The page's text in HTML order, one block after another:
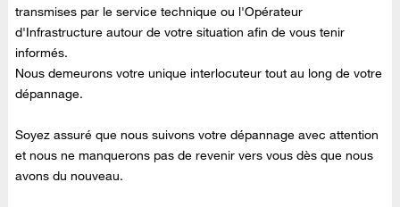
transmises par le service technique ou l'Opérateur
d'Infrastructure autour de votre situation afin de vous tenir
informés.
Nous demeurons votre unique interlocuteur tout au long de votre
dépannage.
Soyez assuré que nous suivons votre dépannage avec attention
et nous ne manquerons pas de revenir vers vous dès que nous
avons du nouveau.